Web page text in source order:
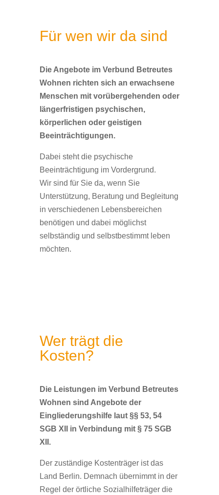
Für wen wir da sind
Die Angebote im Verbund Betreutes
Wohnen richten sich an erwachsene
Menschen mit vorübergehenden oder
längerfristigen psychischen,
körperlichen oder geistigen
Beeinträchtigungen.
Dabei steht die psychische
Beeinträchtigung im Vordergrund.
Wir sind für Sie da, wenn Sie
Unterstützung, Beratung und Begleitung
in verschiedenen Lebensbereichen
benötigen und dabei möglichst
selbständig und selbstbestimmt leben
möchten.
Wer trägt die
Kosten?
Die Leistungen im Verbund Betreutes
Wohnen sind Angebote der
Eingliederungshilfe laut §§ 53, 54
SGB XII in Verbindung mit § 75 SGB
XII.
Der zuständige Kostenträger ist das
Land Berlin. Demnach übernimmt in der
Regel der örtliche Sozialhilfeträger die